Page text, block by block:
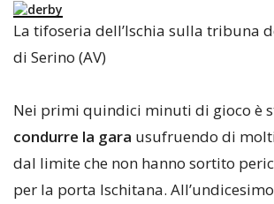
La tifoseria dell’Ischia sulla tribuna
di Serino (AV)
Nei primi quindici minuti di gioco è
condurre la gara usufruendo di
dal limite che non hanno sortito
per la porta Ischitana.